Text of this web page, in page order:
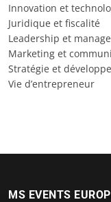
Innovation et
Juridique et fiscalité
Leadership et
Marketing et
Stratégie et
Vie d’entrepreneur
MS EVENTS